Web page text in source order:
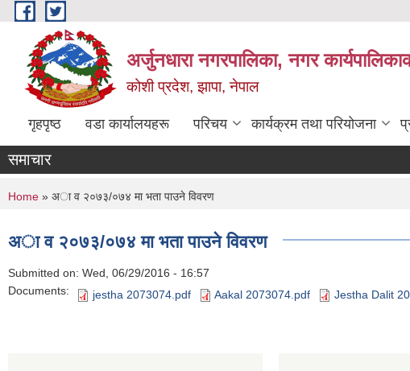
Skip to main content
अर्जुनधारा नगरपालिका, नगर
कोशी प्रदेश, झापा, नेपाल
गृहपृष्ठ वडा कार्यालयहरू परिचय कार्यक्रम तथा परियोजना
समाचार
You are here
Home » अा व २०७३/०७४ मा भता पाउने विवरण
अा व २०७३/०७४ मा भता पाउने विवरण
Submitted on: Wed, 06/29/2016 - 16:57
Documents:
jestha 2073074.pdf Aakal 2073074.pdf Jestha Dalit